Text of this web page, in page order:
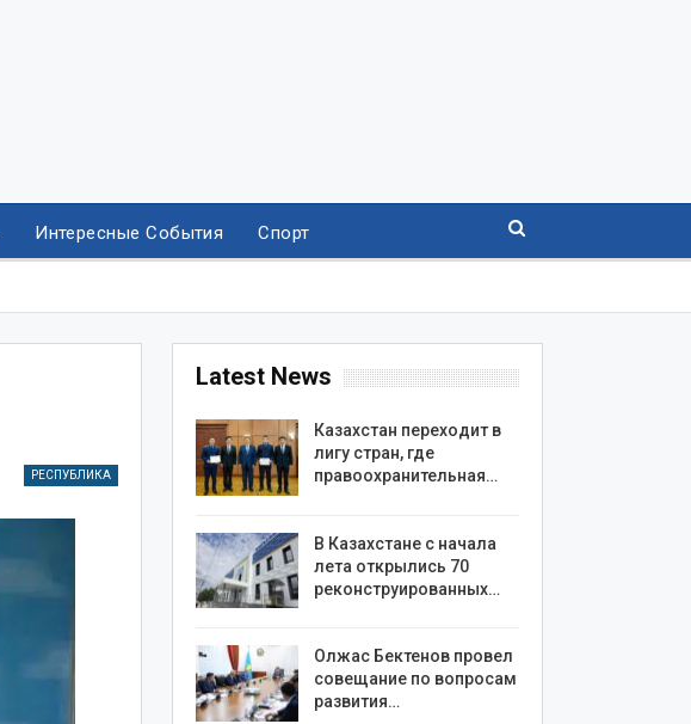
Интересные События Спорт
РЕСПУБЛИКА
Latest News
Казахстан переходит в
лигу стран, где
правоохранительная…
В Казахстане с начала
лета открылись 70
реконструированных…
Олжас Бектенов провел
совещание по вопросам
развития…